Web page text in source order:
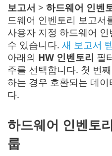
보고서 > 하드웨어 인벤
드웨어 인벤토리 보고서
사용자 지정 하드웨어
수 있습니다. 새 보고서
아래의 HW 인벤토리 필
주를 선택합니다. 첫 번
하는 경우 호환되는 데
다.
하드웨어 인벤토
룹